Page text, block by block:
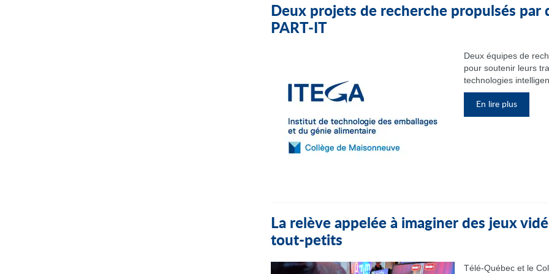
Deux projets de recherche propulsés par
PART‑IT
Deux équipes de
pour soutenir leurs
technologies
En lire plus
La relève appelée à imaginer des jeux
tout-petits
Télé-Québec et le